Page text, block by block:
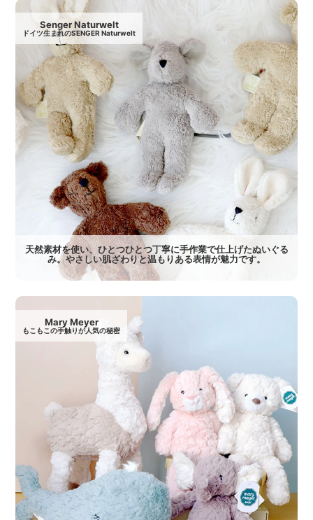
Senger Naturwelt
ドイツ生まれのSENGER Naturwelt
天然素材を使い、ひとつひとつ丁寧に手作業で仕上げたぬいぐる
み。やさしい肌ざわりと温もりある表情が魅力です。
Mary Meyer
もこもこの手触りが人気の秘密